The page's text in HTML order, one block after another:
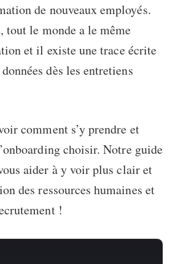
de nouveaux employés.
tout le monde a le même
et il existe une trace écrite
dès les entretiens
comment s’y prendre et
choisir. Notre guide
aider à y voir plus clair et
des ressources humaines et
!